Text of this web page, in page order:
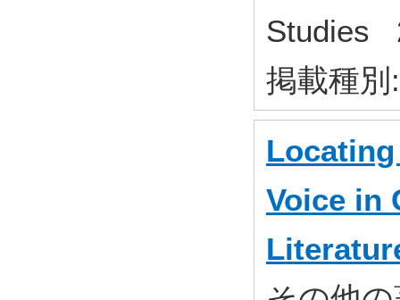
Studies
掲載種
Voice in